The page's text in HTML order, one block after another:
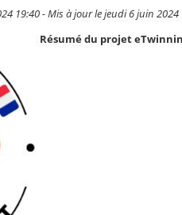
19:40 - Mis à jour le jeudi 6 juin 2024
Résumé du projet